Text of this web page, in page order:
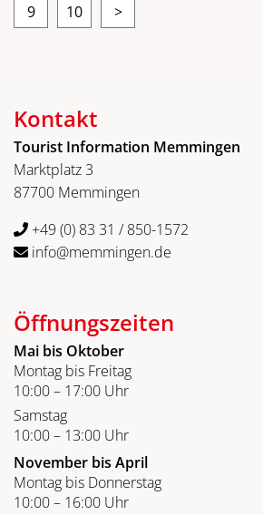
9 10 >
Kontakt
Tourist Information Memmingen
Marktplatz 3
87700 Memmingen
+49 (0) 83 31 / 850-1572
info@memmingen.de
Öffnungszeiten
Mai bis Oktober
Montag bis Freitag
10:00 – 17:00 Uhr
Samstag
10:00 – 13:00 Uhr
November bis April
Montag bis Donnerstag
10:00 – 16:00 Uhr